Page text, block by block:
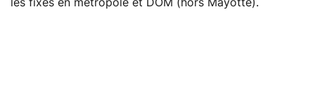
les fixes en métropole et DOM (hors Mayotte).